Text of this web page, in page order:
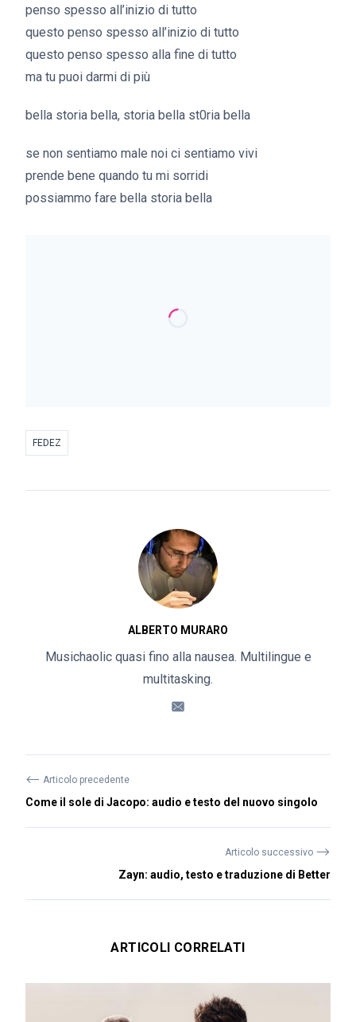
penso spesso all’inizio di tutto
questo penso spesso all’inizio di tutto
questo penso spesso alla fine di tutto
ma tu puoi darmi di più
bella storia bella, storia bella st0ria bella
se non sentiamo male noi ci sentiamo vivi
prende bene quando tu mi sorridi
possiammo fare bella storia bella
FEDEZ
ALBERTO MURARO
Musichaolic quasi fino alla nausea. Multilingue e
multitasking.
⟵ Articolo precedente
Come il sole di Jacopo: audio e testo del nuovo singolo
Articolo successivo ⟶
Zayn: audio, testo e traduzione di Better
ARTICOLI CORRELATI